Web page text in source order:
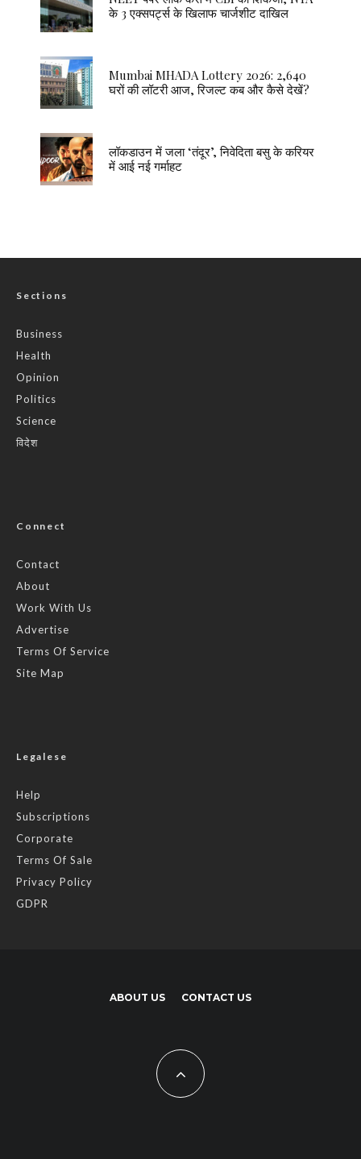
के 3 एक्सपर्ट्स के खिलाफ चार्जशीट दाखिल
Mumbai MHADA Lottery 2026: 2,640
घरों की लॉटरी आज, रिजल्ट कब और कैसे देखें?
लॉकडाउन में जला ‘तंदूर’, निवेदिता बसु के करियर
में आई नई गर्माहट
Sections
Business
Health
Opinion
Politics
Science
विदेश
Connect
Contact
About
Work With Us
Advertise
Terms Of Service
Site Map
Legalese
Help
Subscriptions
Corporate
Terms Of Sale
Privacy Policy
GDPR
ABOUT US CONTACT US